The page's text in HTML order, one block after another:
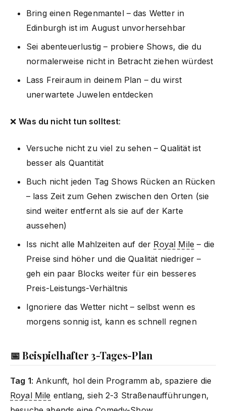
Bring einen Regenmantel – das Wetter in
Edinburgh ist im August unvorhersehbar
Sei abenteuerlustig – probiere Shows, die du
normalerweise nicht in Betracht ziehen würdest
Lass Freiraum in deinem Plan – du wirst
unerwartete Juwelen entdecken
❌Was du nicht tun solltest:
Versuche nicht zu viel zu sehen – Qualität ist
besser als Quantität
Buch nicht jeden Tag Shows Rücken an Rücken
– lass Zeit zum Gehen zwischen den Orten (sie
sind weiter entfernt als sie auf der Karte
aussehen)
Iss nicht alle Mahlzeiten auf der Royal Mile – die
Preise sind höher und die Qualität niedriger –
geh ein paar Blocks weiter für ein besseres
Preis-Leistungs-Verhältnis
Ignoriere das Wetter nicht – selbst wenn es
morgens sonnig ist, kann es schnell regnen
📅 Beispielhafter 3-Tages-Plan
Tag 1: Ankunft, hol dein Programm ab, spaziere die
Royal Mile entlang, sieh 2-3 Straßenaufführungen,